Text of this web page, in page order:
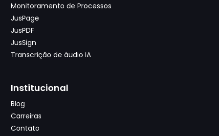
Monitoramento de Processos
JusPage
JusPDF
JusSign
Transcrição de áudio IA
Institucional
Blog
Carreiras
Contato